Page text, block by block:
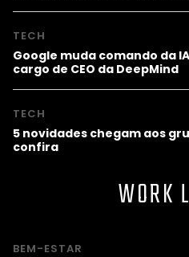
TECH
Google muda comando da
cargo de CEO da DeepMind
TECH
5 novidades chegam aos
confira
WORK
BEM-ESTAR